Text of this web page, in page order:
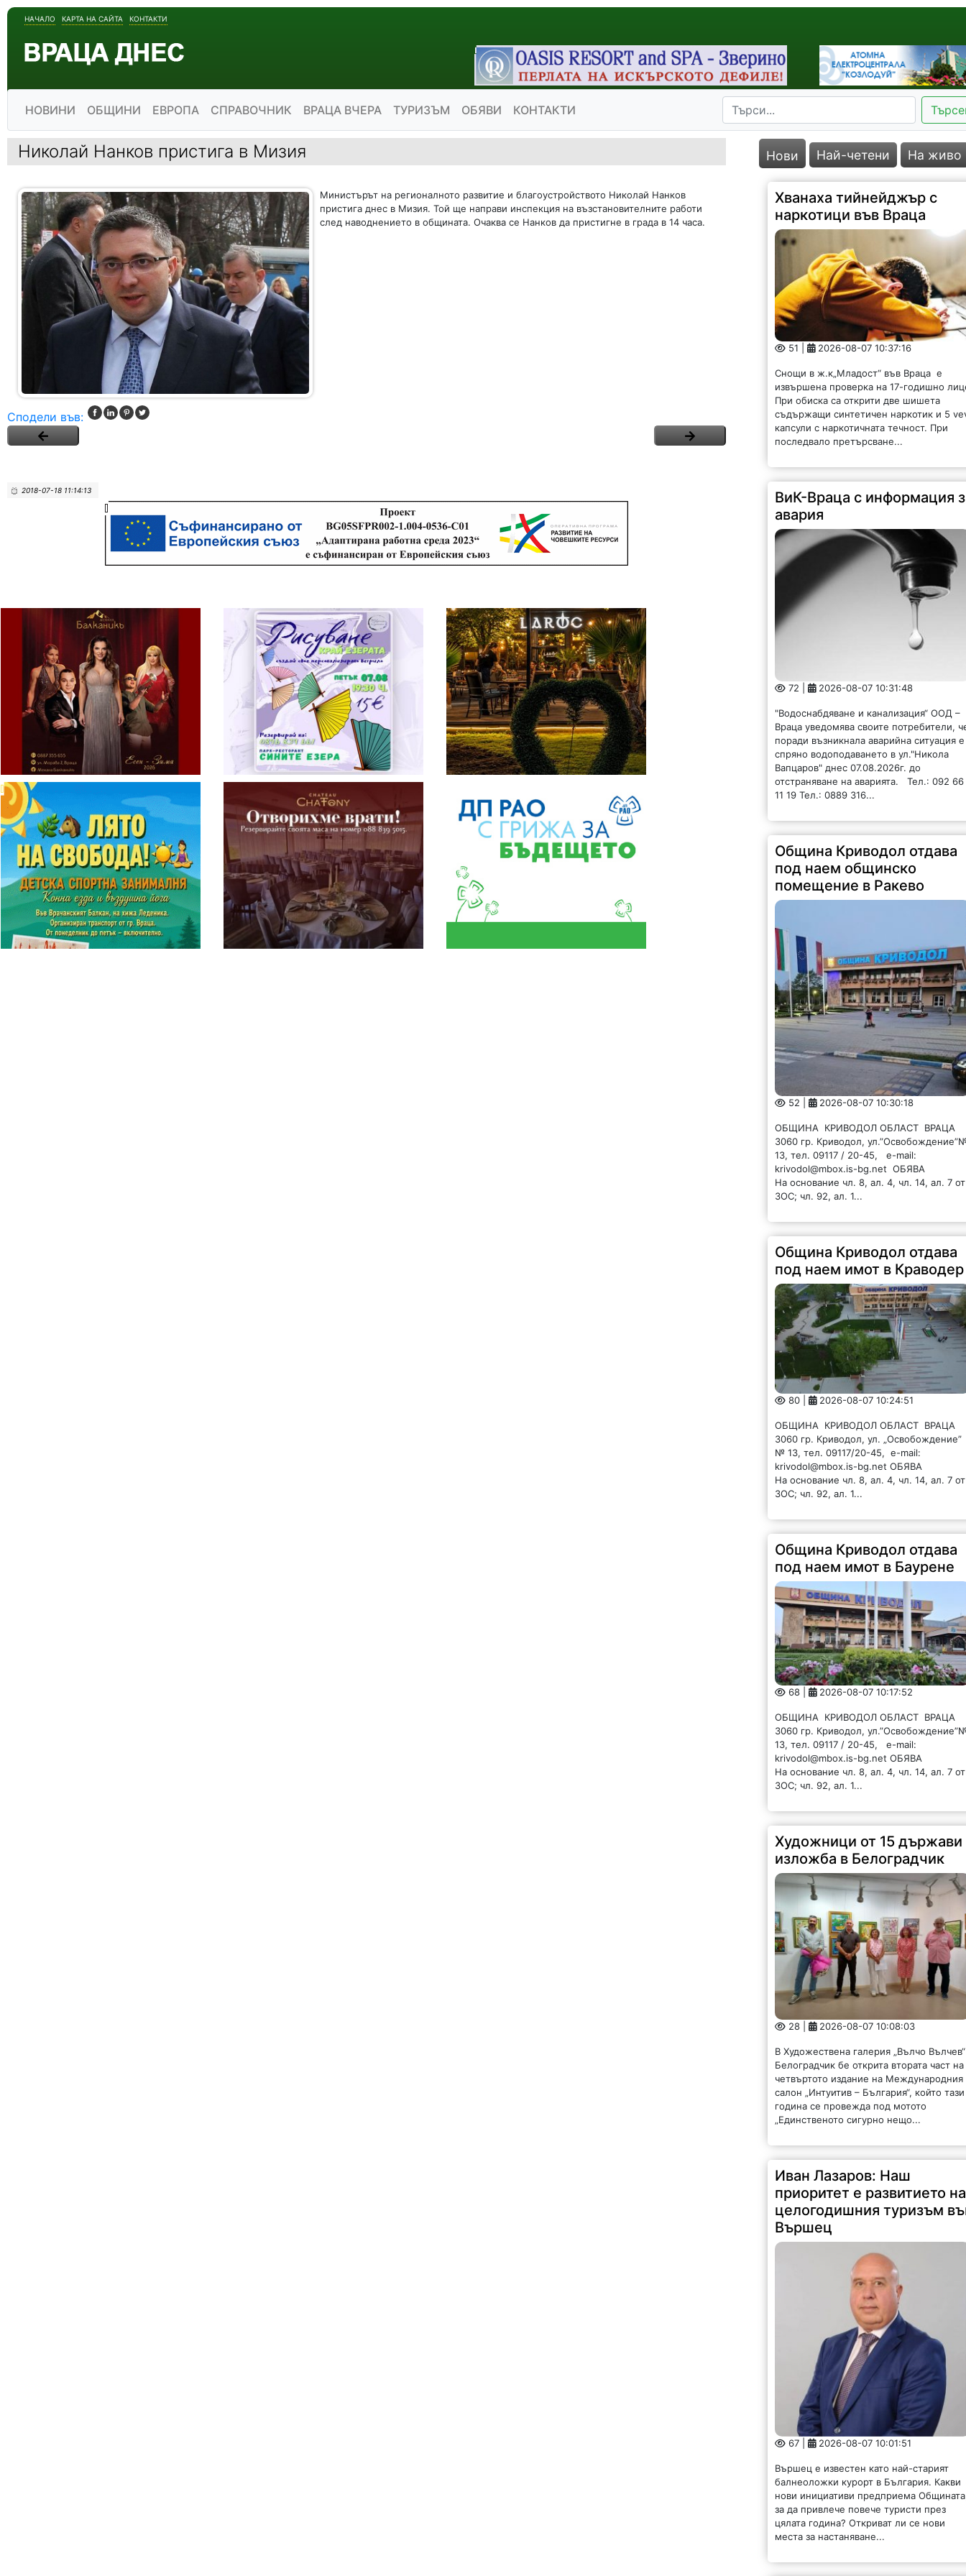
НАЧАЛО КАРТА НА САЙТА КОНТАКТИ
НОВИНИ ОБЩИНИ ЕВРОПА СПРАВОЧНИК ВРАЦА ВЧЕРА ТУРИЗЪМ ОБЯВИ КОНТАКТИ
Николай Нанков пристига в Мизия
Министърът на регионалното развитие и благоустройството Николай Нанков
пристига днес в Мизия. Той ще направи инспекция на възстановителните работи
след наводнението в общината. Очаква се Нанков да пристигне в града в 14 часа.
Сподели във:
2018-07-18 11:14:13
Нови Най-четени На живо
Хванаха тийнейджър с
наркотици във Враца
51 | 2026-08-07 10:37:16
Снощи в ж.к„Младост“ във Враца е
извършена проверка на 17-годишно
При обиска са открити две шишета
съдържащи синтетичен наркотик и 5
капсули с наркотичната течност. При
последвало претърсване...
ВиК-Враца с информация
авария
72 | 2026-08-07 10:31:48
"Водоснабдяване и канализация“ ООД –
Враца уведомява своите потребители,
поради възникнала аварийна ситуация е
спряно водоподаването в ул."Никола
Вапцаров" днес 07.08.2026г. до
отстраняване на аварията. Тел.: 092 66
11 19 Тел.: 0889 316...
Община Криводол отдава
под наем общинско
помещение в Ракево
52 | 2026-08-07 10:30:18
ОБЩИНА КРИВОДОЛ ОБЛАСТ ВРАЦА
3060 гр. Криводол,
13, тел. 09117 / 20-45, e-mail:
krivodol@mbox.is-bg.net ОБЯВА
На основание чл. 8, ал. 4, чл. 14, ал. 7 от
ЗОС; чл. 92, ал. 1...
Община Криводол отдава
под наем имот в Краводер
80 | 2026-08-07 10:24:51
ОБЩИНА КРИВОДОЛ ОБЛАСТ ВРАЦА
3060 гр. Криводол, ул. „Освобождение”
№ 13, тел. 09117/20-45, e-mail:
krivodol@mbox.is-bg.net ОБЯВА
На основание чл. 8, ал. 4, чл. 14, ал. 7 от
ЗОС; чл. 92, ал. 1...
Община Криводол отдава
под наем имот в Баурене
68 | 2026-08-07 10:17:52
ОБЩИНА КРИВОДОЛ ОБЛАСТ ВРАЦА
3060 гр. Криводол,
13, тел. 09117 / 20-45, e-mail:
krivodol@mbox.is-bg.net ОБЯВА
На основание чл. 8, ал. 4, чл. 14, ал. 7 от
ЗОС; чл. 92, ал. 1...
Художници от 15 държави
изложба в Белоградчик
28 | 2026-08-07 10:08:03
В Художествена галерия „Вълчо
Белоградчик бе открита втората част на
четвъртото издание на Международния
салон „Интуитив – България“, който тази
година се провежда под мотото
„Единственото сигурно нещо...
Иван Лазаров: Наш
приоритет е развитието на
целогодишния туризъм
Вършец
67 | 2026-08-07 10:01:51
Вършец е известен като най-старият
балнеоложки курорт в България. Какви
нови инициативи предприема
за да привлече повече туристи през
цялата година? Откриват ли се нови
места за настаняване...